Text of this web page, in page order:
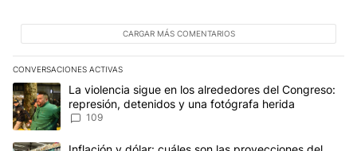
CARGAR MÁS COMENTARIOS
CONVERSACIONES ACTIVAS
Este listado muestra los artículos con más comentarios en los
Un artículo de tendencia con el título "La violencia sigue en los
La violencia sigue en los alrededores del Congreso:
represión, detenidos y una fotógrafa herida
109